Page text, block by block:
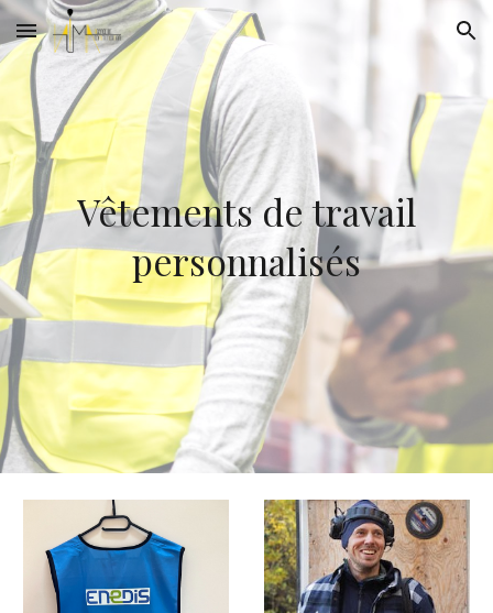
Skip to main content Skip to navigation
Vêtements de travail
personnalisés